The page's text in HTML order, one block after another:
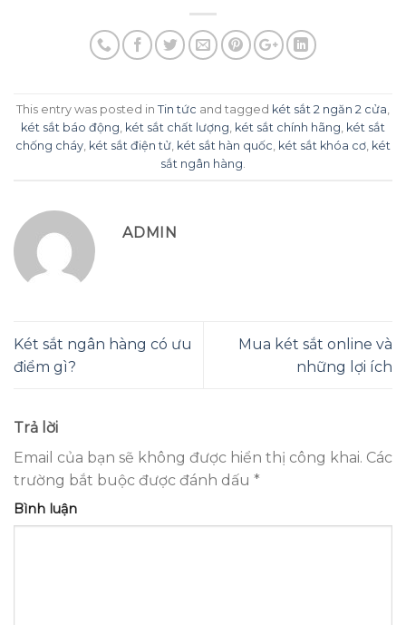
This entry was posted in Tin tức and tagged két sắt 2 ngăn 2 cửa
két sắt báo động két sắt chất lượng két sắt chính hãng két sắt
chống cháy két sắt điện tử két sắt hàn quốc két sắt khóa cơ két
sắt ngân hàng
ADMIN
Két sắt ngân hàng có ưu
điểm gì?
Mua két sắt online và
những lợi ích
Trả lời
Email của bạn sẽ không được hiển thị công khai. Các
trường bắt buộc được đánh dấu *
Bình luận